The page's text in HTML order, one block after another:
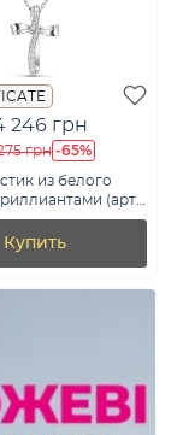
246 грн
грн -65%
из белого
(арт.
Купить